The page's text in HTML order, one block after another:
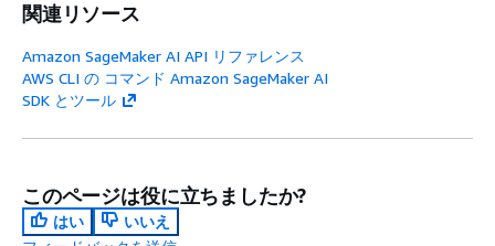
関連リソース
Amazon SageMaker AI API リファレンス
AWS CLI の コマンド Amazon SageMaker AI
SDK とツール
このページは役に立ちましたか?
はい
いいえ